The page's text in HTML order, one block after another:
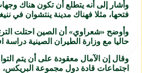
وأشار إلى أنه يتطلع أن تكون هناك
فتحها، مثلا فهناك مدينة ينتشوان في
حاليا مع وزارة الطيران الصينية دراسة افتتاح خط طيران
وقال إن الآمال معقودة على أن يتم
اجتماعات قادة دول مجموعة